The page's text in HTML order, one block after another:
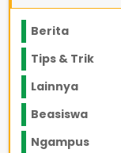
Berita
Tips & Trik
Lainnya
Beasiswa
Ngampus